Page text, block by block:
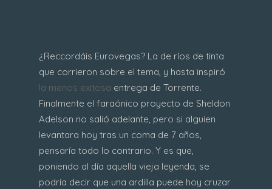
¿Reccordáis Eurovegas? La de ríos de tinta
que corrieron sobre el tema, y hasta inspiró
la menos exitosa entrega de Torrente.
Finalmente el faraónico proyecto de Sheldon
Adelson no salió adelante, pero si alguien
levantara hoy tras un coma de 7 años,
pensaría todo lo contrario. Y es que,
poniendo al día aquella vieja leyenda, se
podría decir que una ardilla puede hoy cruzar